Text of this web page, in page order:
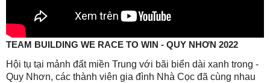
TEAM BUILDING WE RACE TO WIN - QUY NHƠN 2022
Hội tụ tại mảnh đất miền Trung với bãi biển dài xanh trong -
Quy Nhơn, các thành viên gia đình Nhà Cọc đã cùng nhau